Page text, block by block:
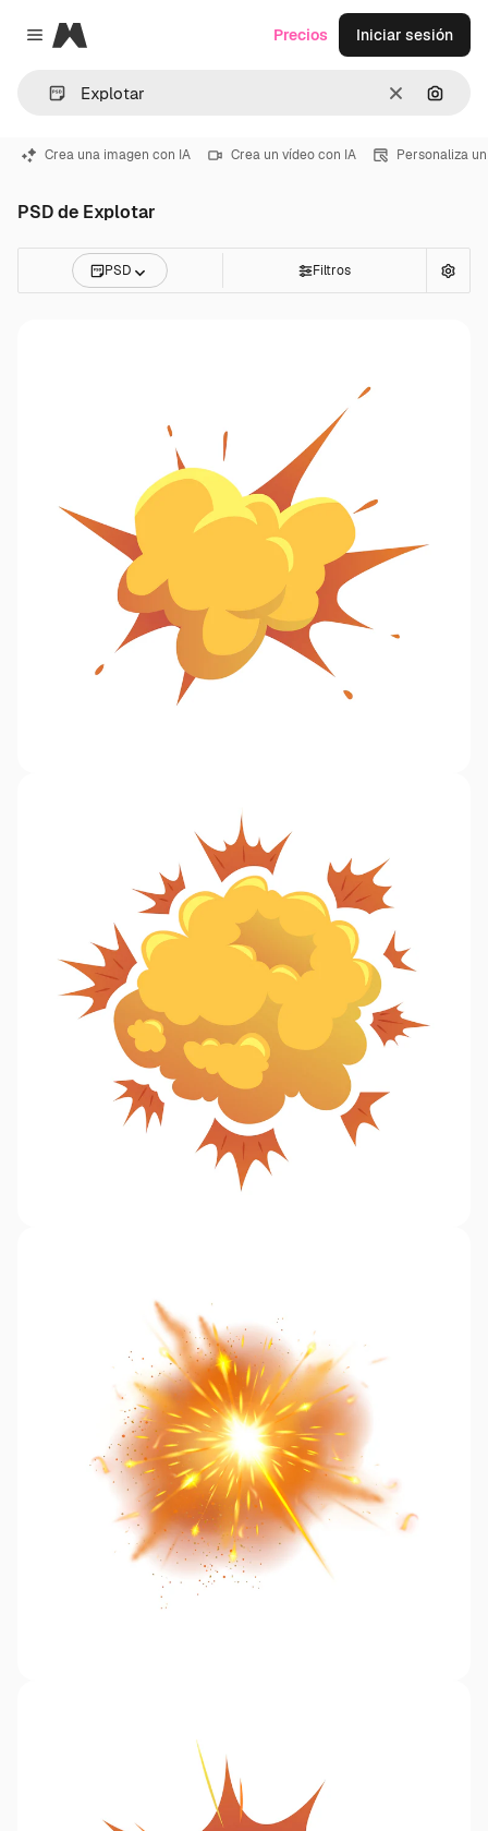
Close menu
Magnific
Borrar
Precios Iniciar sesión
Crea una imagen con IA Crea un vídeo con IA Personaliza
PSD de Explotar
PSD Filtros